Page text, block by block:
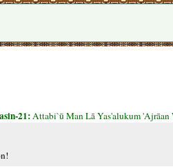
21:Attabi`ū Man Lā Yas'alukum 'Ajrāan